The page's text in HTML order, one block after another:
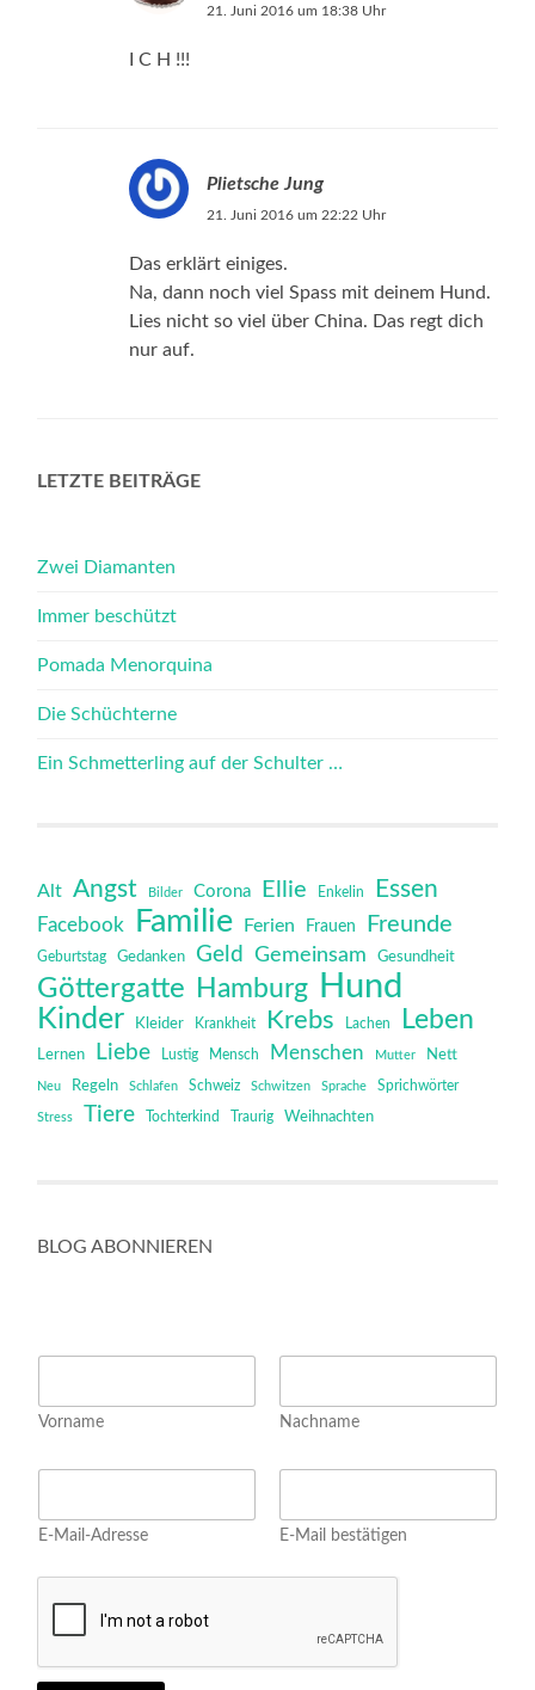
21. Juni 2016 um 18:38 Uhr
I C H !!!
Plietsche Jung
21. Juni 2016 um 22:22 Uhr
Das erklärt einiges.
Na, dann noch viel Spass mit deinem Hund.
Lies nicht so viel über China. Das regt dich
nur auf.
LETZTE BEITRÄGE
Zwei Diamanten
Immer beschützt
Pomada Menorquina
Die Schüchterne
Ein Schmetterling auf der Schulter …
Alt Angst Bilder Corona Ellie Enkelin Essen
Facebook Familie Ferien Frauen Freunde
Geburtstag Gedanken Geld Gemeinsam Gesundheit
Göttergatte Hamburg Hund
Kinder Kleider Krankheit Krebs Lachen Leben
Lernen Liebe Lustig Mensch Menschen Mutter Nett
Neu Regeln Schlafen Schweiz Schwitzen Sprache Sprichwörter
Stress Tiere Tochterkind Traurig Weihnachten
BLOG ABONNIEREN
e
l
N
m
e
Vorname Nachname
E
a
i
E-Mail-Adresse E-Mail bestätigen